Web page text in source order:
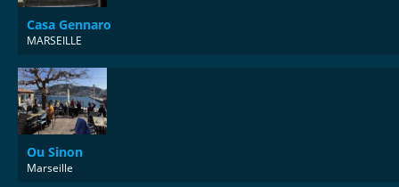
Casa Gennaro
MARSEILLE
Ou Sinon
Marseille